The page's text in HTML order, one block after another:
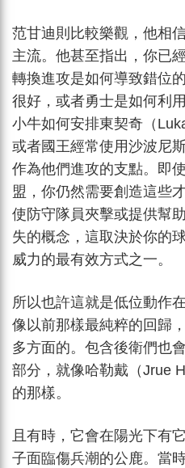
范甘迪則比較樂觀，他相
主流。他甚至指出，你已
轉換進攻是如何導致錯位
很好，或者勇士是如何利
小牛如何安排東契奇（
或者國王經常使用沙波尼
作為他們進攻的支點。即
盟，你仍然需要創造這些
使防守隊員夾擊或提供幫
失的概念，這取決於你的
威力的最有效方式之一。
所以也許這就是低位動作
像以前那樣最純粹的回歸
多方面的。包含後衛們也
部分，就像哈勒戴（Jrue
的那樣。
且有時，它會在陽光下有
子面臨傷兵潮的公鹿。當